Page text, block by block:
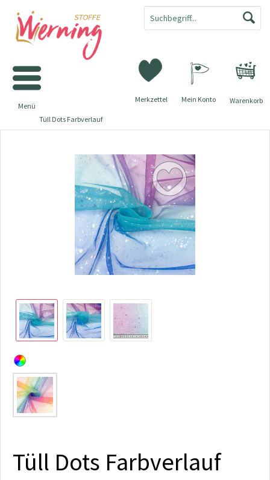
Warenkorb
Merkzettel Mein Konto
Menü
Tüll Dots Farbverlauf
Tüll Dots Farbverlauf